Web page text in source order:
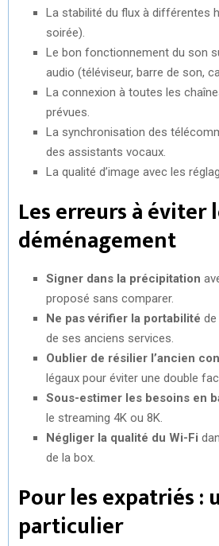
La stabilité du flux à différentes
soirée).
Le bon fonctionnement du son
audio (téléviseur, barre de son,
La connexion à toutes les
prévues.
La synchronisation des
des assistants vocaux.
La qualité d’image avec les
Les erreurs à éviter
déménagement
Signer dans la précipitation
proposé sans comparer.
Ne pas vérifier la portabilité
de ses anciens services.
Oublier de résilier l’ancien
légaux pour éviter une double
Sous-estimer les besoins en
le streaming 4K ou 8K.
Négliger la qualité du Wi-Fi
de la box.
Pour les expatriés :
particulier